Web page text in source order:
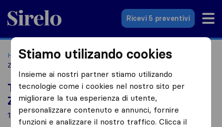
Sirelo.it
Ricevi 5 preventivi
Home Le 10 migliori aziende di traslochi in Italia
Zeloforamagno
Top 10 traslocatori a Bettola-
Zeloforamagno
1 aziende di traslochi trovate a Bettola-Zeloforamagno
Stiamo utilizando cookies
Insieme ai nostri partner stiamo utilizando
tecnologie come i cookies nel nostro sito per
migliorare la tua esperienza di utente,
personalizzare contenuto e annunci, fornire
funzioni e analizzare il nostro traffico. Clicca il